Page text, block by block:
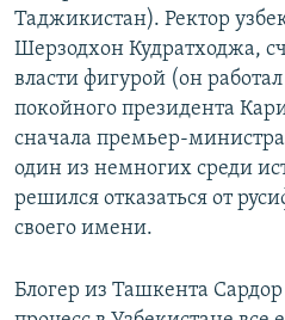
Таджикистан). Ректор
Шерзодхон Кудратходжа,
власти фигурой (он
покойного президента
сначала премьер-
один из немногих среди
решился отказаться от
своего имени.
Блогер из Ташкента